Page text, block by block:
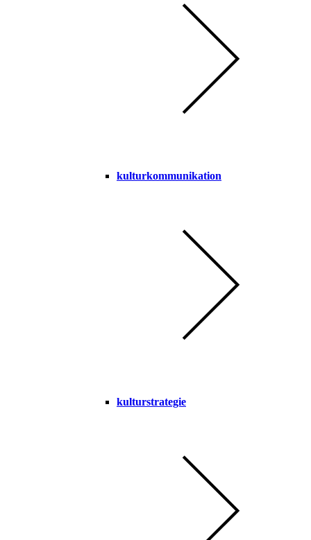
kulturkommunikation
kulturstrategie